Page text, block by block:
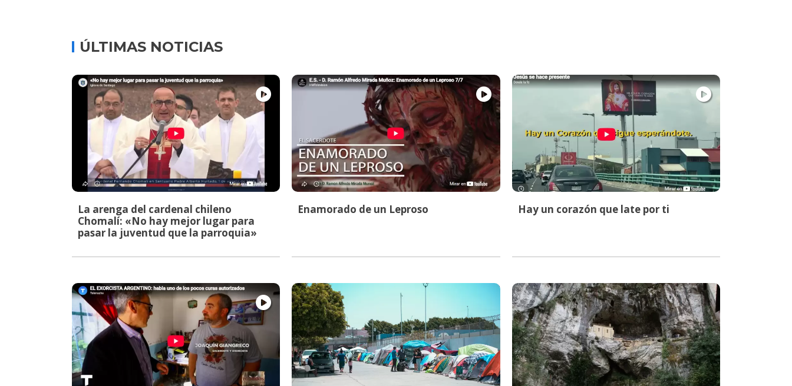
ÚLTIMAS NOTICIAS
La arenga del cardenal chileno
Chomalí: «No hay mejor lugar para
pasar la juventud que la parroquia»
Enamorado de un Leproso Hay un corazón que late por ti